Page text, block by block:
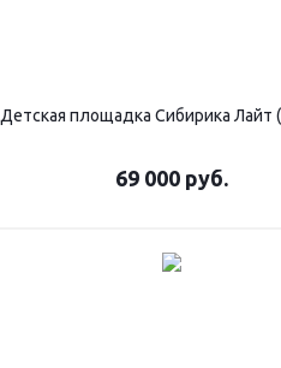
Детская площадка Сибирика Лайт
69 000 руб.